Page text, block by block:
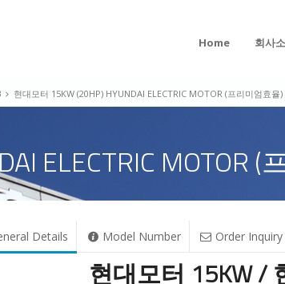
Home 회사
현대모터 15KW (20HP) HYUNDAI ELECTRIC MOTOR (프리미엄효율)
ELECTRIC MOTOR
Details Model Number Order Inquiry
현대모터 15KW /